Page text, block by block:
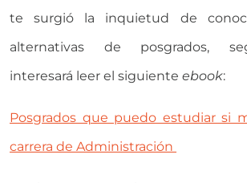
te surgió la inquietud de
alternativas de posgrados,
interesará leer el siguiente ebook:
Posgrados que puedo estudiar si
carrera de Administración